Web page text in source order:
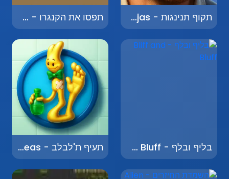
תקוף תנינגות - Attack the Ninjas תפסו את הקנגרו - Catch the Kangaroo
בליף ובלף - Bliff and Bluff תעיף ת'לבלב - Throw the Pancreas